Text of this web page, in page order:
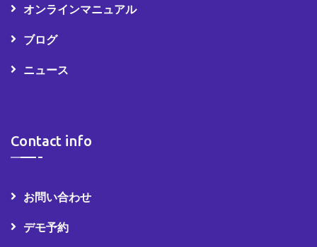
オンラインマニュアル
ブログ
ニュース
Contact info
お問い合わせ
デモ予約